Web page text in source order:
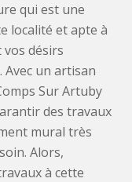
qui est une
localité et apte à
désirs
un artisan
Sur Artuby
des travaux
mural très
Alors,
à cette